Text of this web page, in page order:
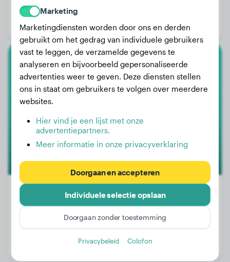
Leeftijd:
Geslacht:
Lagotto Romagnolo
Chérie
Leeftijd:
4 jaar, 8 maanden
Marketing
Marketingdiensten worden door ons en derden
gebruikt om het gedrag van individuele gebruikers
vast te leggen, de verzamelde gegevens te
analyseren en bijvoorbeeld gepersonaliseerde
advertenties weer te geven. Deze diensten stellen
ons in staat om gebruikers te volgen over meerdere
websites.
Hier vind je een lijst met onze
advertentiepartners.
Meer informatie in onze privacyverklaring
Doorgaan en accepteren
Individuele selectie opslaan
Doorgaan zonder toestemming
Privacybeleid Colofon